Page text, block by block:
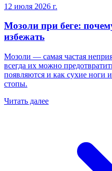
12 июля 2026 г.
Мозоли при беге:
избежать
Мозоли — самая частая
всегда их можно
появляются и как сухие ноги
стопы.
Читать далее